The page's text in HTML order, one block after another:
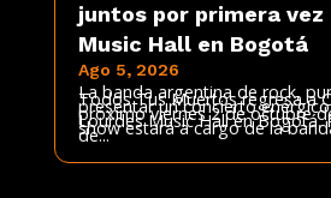
juntos por primera vez
Music Hall en Bogotá
Ago 5, 2026
La banda argentina de rock,
Todos Tus Muertos regresa a
presentar un concierto
próximo viernes 2 de octubre
Lourdes Music Hall en Bogotá.
show estará a cargo de la
de...